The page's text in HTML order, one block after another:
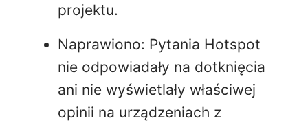
projektu.
Naprawiono: Pytania Hotspot
nie odpowiadały na dotknięcia
ani nie wyświetlały właściwej
opinii na urządzeniach z